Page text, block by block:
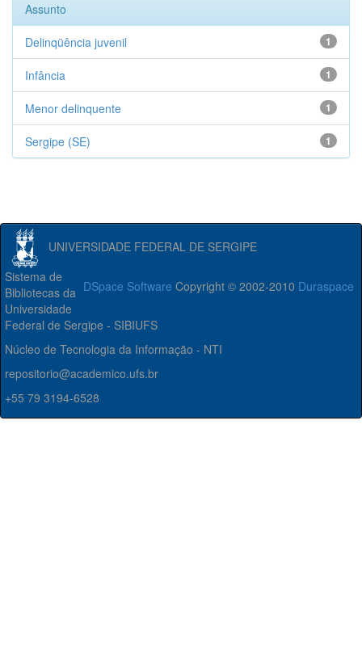
Assunto
1
Delinqüência juvenil
1
Infância
1
Menor delinquente
1
Sergipe (SE)
UNIVERSIDADE FEDERAL DE SERGIPE
DSpace Software Copyright © 2002-2010 Duraspace
Sistema de
Bibliotecas da
Universidade
Federal de Sergipe - SIBIUFS
Núcleo de Tecnologia da Informação - NTI
repositorio@academico.ufs.br
+55 79 3194-6528